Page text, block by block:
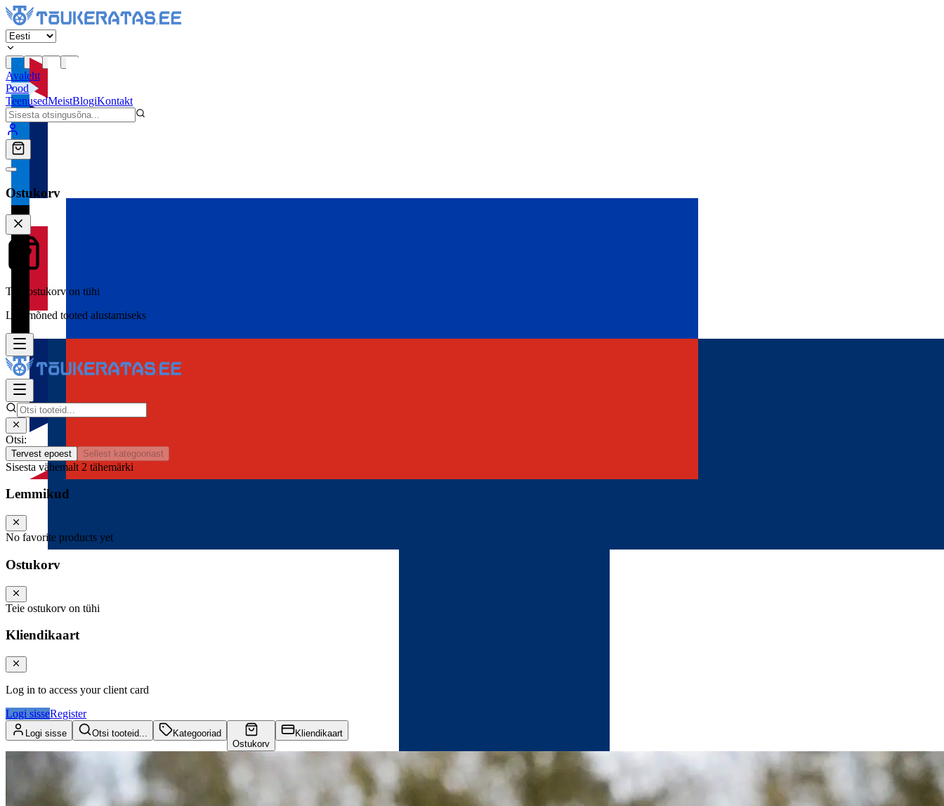
Avaleht
Pood
TeenusedMeistBlogiKontakt
Ostukorv
Teie ostukorv on tühi
Lisa mõned tooted alustamiseks
Otsi:
Tervest epoest Sellest kategooriast
Sisesta vähemalt 2 tähemärki
Lemmikud
No favorite products yet
Ostukorv
Teie ostukorv on tühi
Kliendikaart
Log in to access your client card
Logi sisseRegister
Logi sisse Otsi tooteid...
Kategooriad
Ostukorv
Kliendikaart